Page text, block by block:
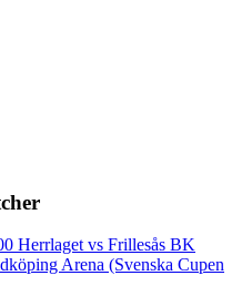
Herrlaget vs Frillesås BK
Arena (Svenska Cupen